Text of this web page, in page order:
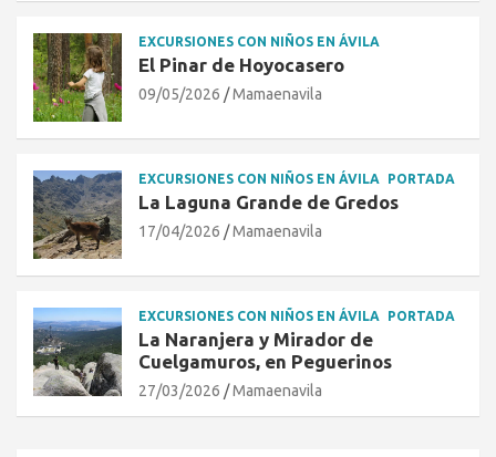
EXCURSIONES CON NIÑOS EN ÁVILA
El Pinar de Hoyocasero
09/05/2026 Mamaenavila
EXCURSIONES CON NIÑOS EN ÁVILA PORTADA
La Laguna Grande de Gredos
17/04/2026 Mamaenavila
EXCURSIONES CON NIÑOS EN ÁVILA PORTADA
La Naranjera y Mirador de
Cuelgamuros, en Peguerinos
27/03/2026 Mamaenavila